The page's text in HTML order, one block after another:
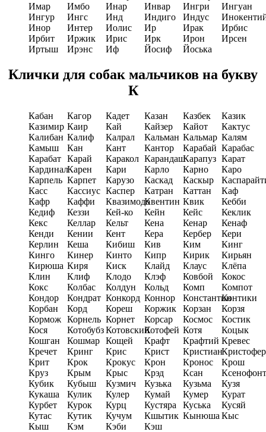
Имар
Имбо Инар Инвар Ингри
Ингуан
Ингур
Ингс Инд Индиго Индус
Инор
Интер Иолис Ир Ирак
Ирбис
Ирбит
Иржик Ирис Ирк Ирон
Ирсен
Иртыш
Ирэнс Иф Йосиф Йоська
Клички для собак мальчиков на букву
К
Кабан Кагор Кадет Казан Казбек
Казик
Казимир Каир Кай Кайзер Кайот
Кактус
Калибан Калиф Калрал Кальман Кальмар Калям
Камыш
Кан Кант Кантор Карабай Карабас
Карабат Карай Каракол КарандашКарапуз Карат
КардиналКарен Кари Карло Карно
Каро
Карпель Карпет Карузо Каскад Каскыр
Касс
Кассиус Каспер Катран Каттан
Каф
Кафр
Каффи КвазимодоКвентин Квик
Кебби
Кедиф
Кеззи Кей-ко Кейн Кейс
Кеклик
Кекс
Келлар Кельт Кена Кенар
Кенаф
Кенди
Кении Кент Кера Кербер
Кери
Керлин
Кеша Кибиш Кив Ким
Кинг
Кинго
Кинер Кинто Кипр Кирик
Кирьян
Кирюша Киря Киск Клайд Клаус
Клёпа
Клин
Клиф Клодо Клэф Ковбой
Кокос
Кокс
Колбас Колдун Кольд Комп
Компот
Кондор
Кондрат Конкорд Коннор КонстантинКонтики
Корбан
Корд Кореш Коржик Корзан
Корзя
Кормож Корнель Корнет Корсар Космос
Костик
Кося
КотобубзКотовскийКотофей Котя
Коцык
Кошган
Кошмар Кощей Крафт Крафтий Кревес
Кречет
Кринг Крис Крист КристианКристофер
Крит
Крок Крокус Крон Кронос
Крош
Круз
Крым Крыс Крэд Ксан
Кубик
Кубыш Кузмич Кузька Кузьма
Кузя
Кукаша
Кулик Кулеp Кумай Кумер
Курат
Курбет
Курок Курц Кустяра Куська
Кусяй
Кутас
Кутик Кучум Кшытик Кынюша Кыс
Кыш
Кэм Кэби Кэш